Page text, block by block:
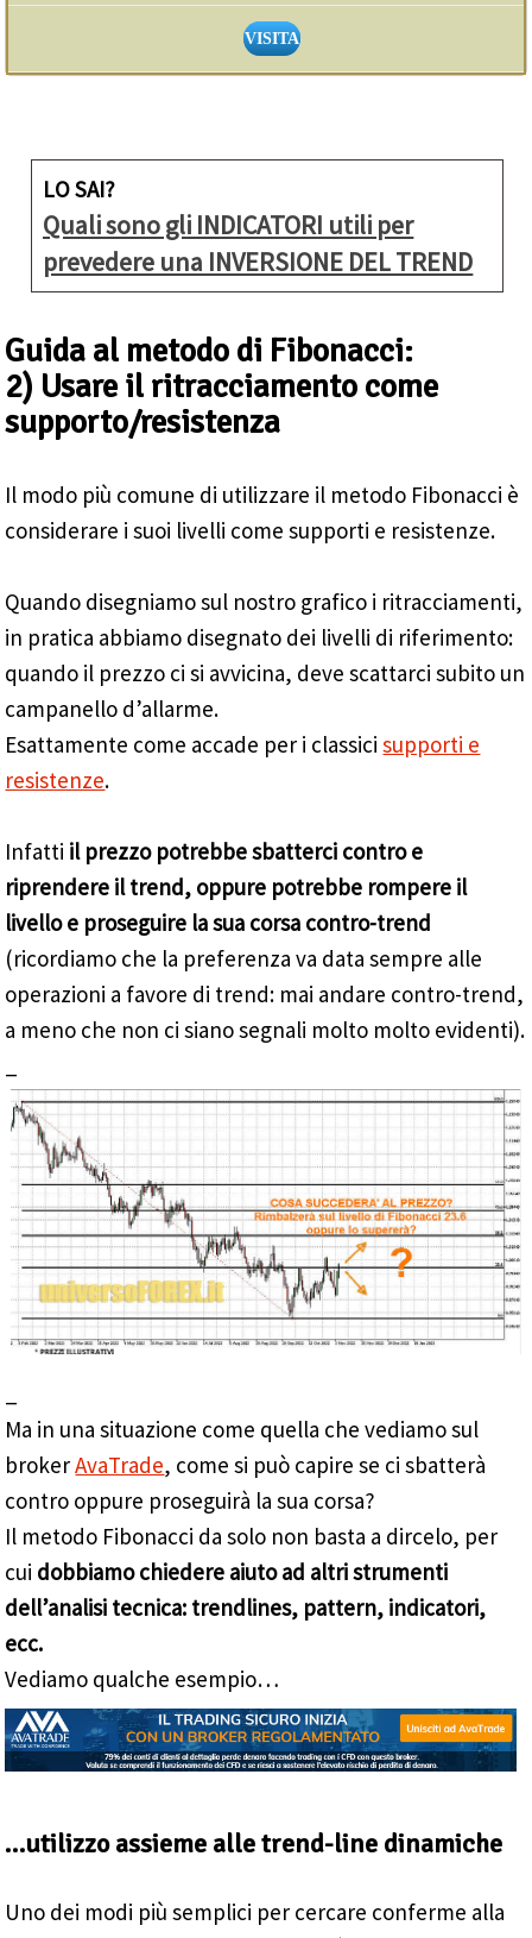
VISITA
LO SAI?
Quali sono gli INDICATORI utili per
prevedere una INVERSIONE DEL TREND
Guida al metodo di Fibonacci:
2) Usare il ritracciamento come
supporto/resistenza
Il modo più comune di utilizzare il metodo Fibonacci è
considerare i suoi livelli come supporti e resistenze.
Quando disegniamo sul nostro grafico i ritracciamenti,
in pratica abbiamo disegnato dei livelli di riferimento:
quando il prezzo ci si avvicina, deve scattarci subito un
campanello d’allarme.
Esattamente come accade per i classicisupporti e
resistenze.
Infatti il prezzo potrebbe sbatterci contro e
riprendere il trend, oppure potrebbe rompere il
livello e proseguire la sua corsa contro-trend
(ricordiamo che la preferenza va data sempre alle
operazioni a favore di trend: mai andare contro-trend,
a meno che non ci siano segnali molto molto evidenti).
Ma in una situazione come quella che vediamo sul
brokerAvaTrade, come si può capire se ci sbatterà
contro oppure proseguirà la sua corsa?
Il metodo Fibonacci da solo non basta a dircelo, per
cui dobbiamo chiedere aiuto ad altri strumenti
dell’analisi tecnica: trendlines, pattern, indicatori,
ecc.
Vediamo qualche esempio…
…utilizzo assieme alle trend-line dinamiche
Uno dei modi più semplici per cercare conferme alla